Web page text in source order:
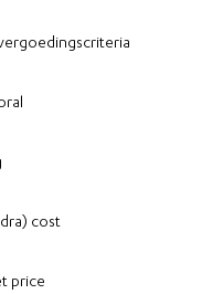
cost
price